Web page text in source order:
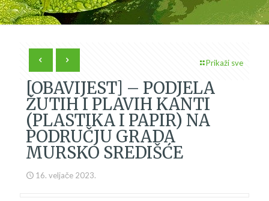
Prikaži sve
[OBAVIJEST] – PODJELA
ŽUTIH I PLAVIH KANTI
(PLASTIKA I PAPIR) NA
PODRUČJU GRADA
MURSKO SREDIŠĆE
16. veljače 2023.